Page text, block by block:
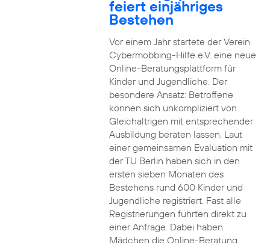
feiert einjähriges
Bestehen
Vor einem Jahr startete der Verein
Cybermobbing-Hilfe e.V. eine neue
Online-Beratungsplattform für
Kinder und Jugendliche. Der
besondere Ansatz: Betroffene
können sich unkompliziert von
Gleichaltrigen mit entsprechender
Ausbildung beraten lassen. Laut
einer gemeinsamen Evaluation mit
der TU Berlin haben sich in den
ersten sieben Monaten des
Bestehens rund 600 Kinder und
Jugendliche registriert. Fast alle
Registrierungen führten direkt zu
einer Anfrage. Dabei haben
Mädchen die Online-Beratung